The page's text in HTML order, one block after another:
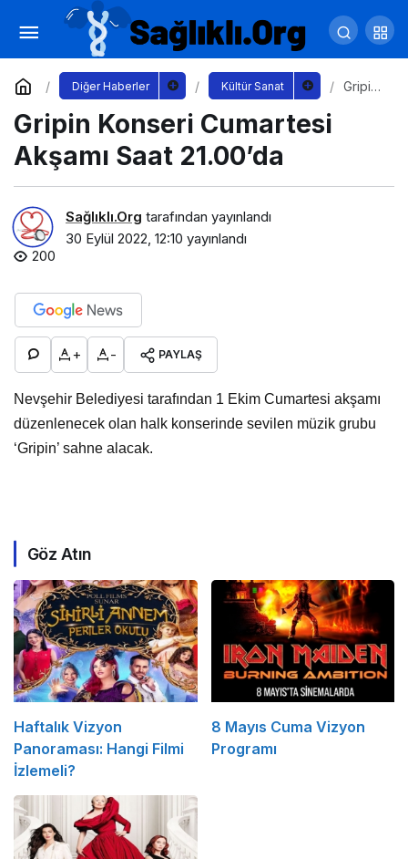
Diğer Haberler Kültür Sanat
Gripin
Gripin Konseri Cumartesi
Akşamı Saat 21.00’da
Sağlıklı.Org tarafından yayınlandı
30 Eylül 2022, 12:10 yayınlandı
200
+ - PAYLAŞ
Nevşehir Belediyesi tarafından 1 Ekim Cumartesi akşamı
düzenlenecek olan halk konserinde sevilen müzik grubu
‘Gripin’ sahne alacak.
Göz Atın
Haftalık Vizyon
Panoraması: Hangi Filmi
İzlemeli?
8 Mayıs Cuma Vizyon
Programı
Beyoğlu Kültür Yolu Festivali Kapsamında
Gençlik ve Çocuk Buluşmaları Başlıyor
Yorum Yap Paylaş